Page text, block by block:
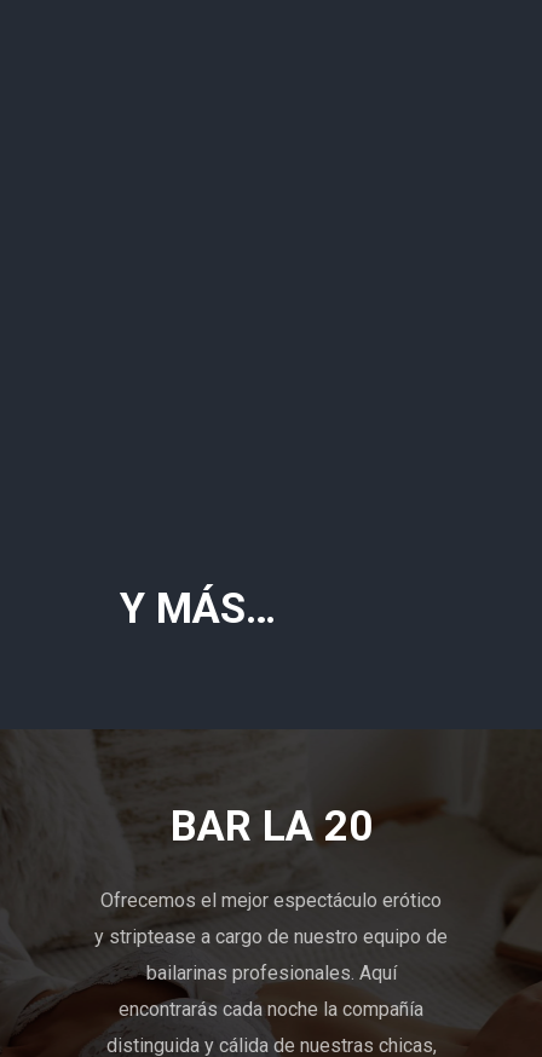
Y MÁS…
BAR LA 20
Ofrecemos el mejor espectáculo erótico
y striptease a cargo de nuestro equipo de
bailarinas profesionales. Aquí
encontrarás cada noche la compañía
distinguida y cálida de nuestras chicas,